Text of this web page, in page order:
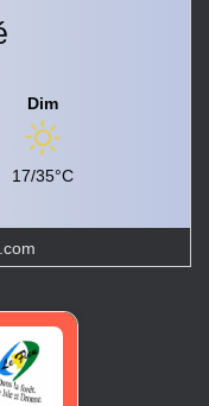
Dim
17/35°C